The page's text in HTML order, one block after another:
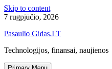
Skip to content
7 rugpjūčio, 2026
Pasaulio Gidas.LT
Technologijos, finansai, naujienos